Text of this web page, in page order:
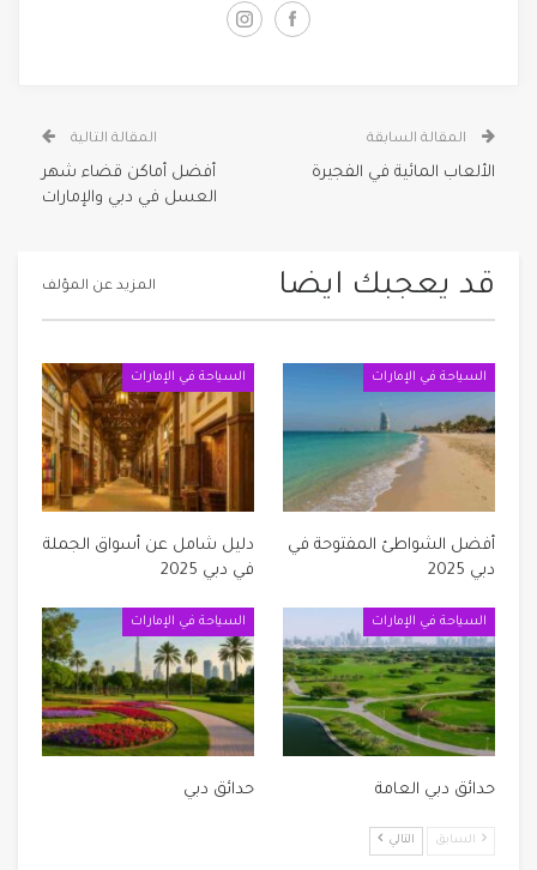
المقالة السابقة
الألعاب المائية في الفجيرة
المقالة التالية
أفضل أماكن قضاء شهر
العسل في دبي والإمارات
قد يعجبك ايضا المزيد عن المؤلف
السياحة في الإمارات
أفضل الشواطئ المفتوحة في
دبي 2025
السياحة في الإمارات
دليل شامل عن أسواق الجملة
في دبي 2025
السياحة في الإمارات
حدائق دبي العامة
السياحة في الإمارات
حدائق دبي
السابق التالي